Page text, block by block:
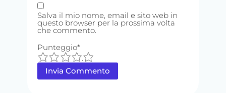
Salva il mio nome, email e sito web in
questo browser per la prossima volta
che commento.
Punteggio*
4
3
2
1